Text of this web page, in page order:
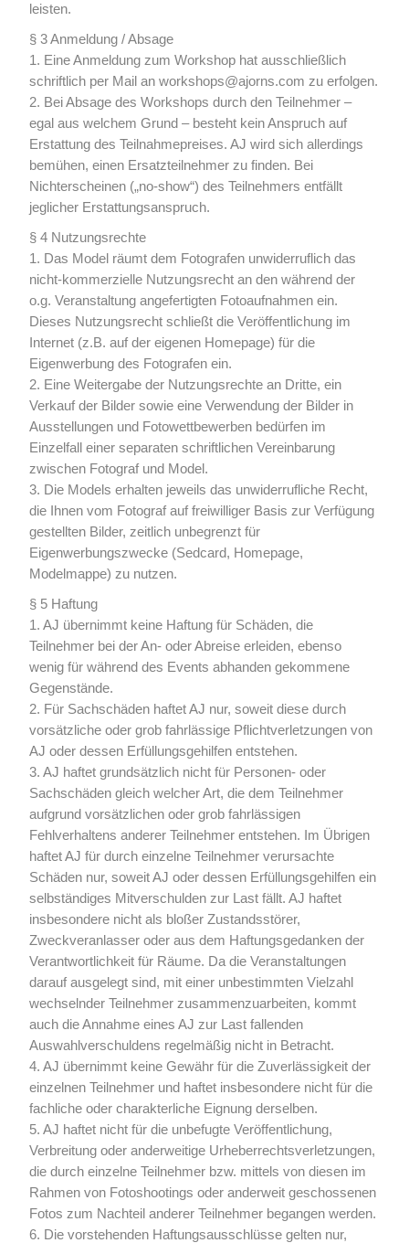
leisten.
§ 3 Anmeldung / Absage
1. Eine Anmeldung zum Workshop hat ausschließlich
schriftlich per Mail anworkshops@ajorns.com zu erfolgen.
2. Bei Absage des Workshops durch den Teilnehmer –
egal aus welchem Grund – besteht kein Anspruch auf
Erstattung des Teilnahmepreises. AJ wird sich allerdings
bemühen, einen Ersatzteilnehmer zu finden. Bei
Nichterscheinen („no-show“) des Teilnehmers entfällt
jeglicher Erstattungsanspruch.
§ 4 Nutzungsrechte
1. Das Model räumt dem Fotografen unwiderruflich das
nicht-kommerzielle Nutzungsrecht an den während der
o.g. Veranstaltung angefertigten Fotoaufnahmen ein.
Dieses Nutzungsrecht schließt die Veröffentlichung im
Internet (z.B. auf der eigenen Homepage) für die
Eigenwerbung des Fotografen ein.
2. Eine Weitergabe der Nutzungsrechte an Dritte, ein
Verkauf der Bilder sowie eine Verwendung der Bilder in
Ausstellungen und Fotowettbewerben bedürfen im
Einzelfall einer separaten schriftlichen Vereinbarung
zwischen Fotograf und Model.
3. Die Models erhalten jeweils das unwiderrufliche Recht,
die Ihnen vom Fotograf auf freiwilliger Basis zur Verfügung
gestellten Bilder, zeitlich unbegrenzt für
Eigenwerbungszwecke (Sedcard, Homepage,
Modelmappe) zu nutzen.
§ 5 Haftung
1. AJ übernimmt keine Haftung für Schäden, die
Teilnehmer bei der An- oder Abreise erleiden, ebenso
wenig für während des Events abhanden gekommene
Gegenstände.
2. Für Sachschäden haftet AJ nur, soweit diese durch
vorsätzliche oder grob fahrlässige Pflichtverletzungen von
AJ oder dessen Erfüllungsgehilfen entstehen.
3. AJ haftet grundsätzlich nicht für Personen- oder
Sachschäden gleich welcher Art, die dem Teilnehmer
aufgrund vorsätzlichen oder grob fahrlässigen
Fehlverhaltens anderer Teilnehmer entstehen. Im Übrigen
haftet AJ für durch einzelne Teilnehmer verursachte
Schäden nur, soweit AJ oder dessen Erfüllungsgehilfen ein
selbständiges Mitverschulden zur Last fällt. AJ haftet
insbesondere nicht als bloßer Zustandsstörer,
Zweckveranlasser oder aus dem Haftungsgedanken der
Verantwortlichkeit für Räume. Da die Veranstaltungen
darauf ausgelegt sind, mit einer unbestimmten Vielzahl
wechselnder Teilnehmer zusammenzuarbeiten, kommt
auch die Annahme eines AJ zur Last fallenden
Auswahlverschuldens regelmäßig nicht in Betracht.
4. AJ übernimmt keine Gewähr für die Zuverlässigkeit der
einzelnen Teilnehmer und haftet insbesondere nicht für die
fachliche oder charakterliche Eignung derselben.
5. AJ haftet nicht für die unbefugte Veröffentlichung,
Verbreitung oder anderweitige Urheberrechtsverletzungen,
die durch einzelne Teilnehmer bzw. mittels von diesen im
Rahmen von Fotoshootings oder anderweit geschossenen
Fotos zum Nachteil anderer Teilnehmer begangen werden.
6. Die vorstehenden Haftungsausschlüsse gelten nur,